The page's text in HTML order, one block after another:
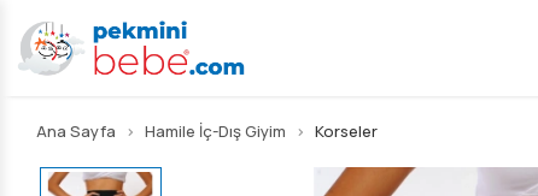
Ana Sayfa Hamile İç-Dış Giyim Korseler